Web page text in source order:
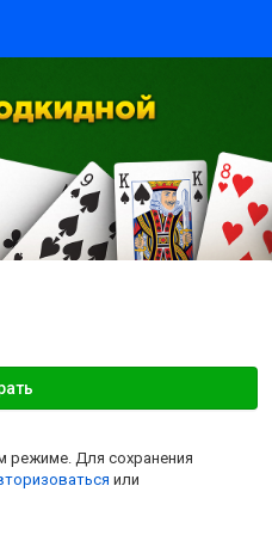
режиме. Для сохранения
или